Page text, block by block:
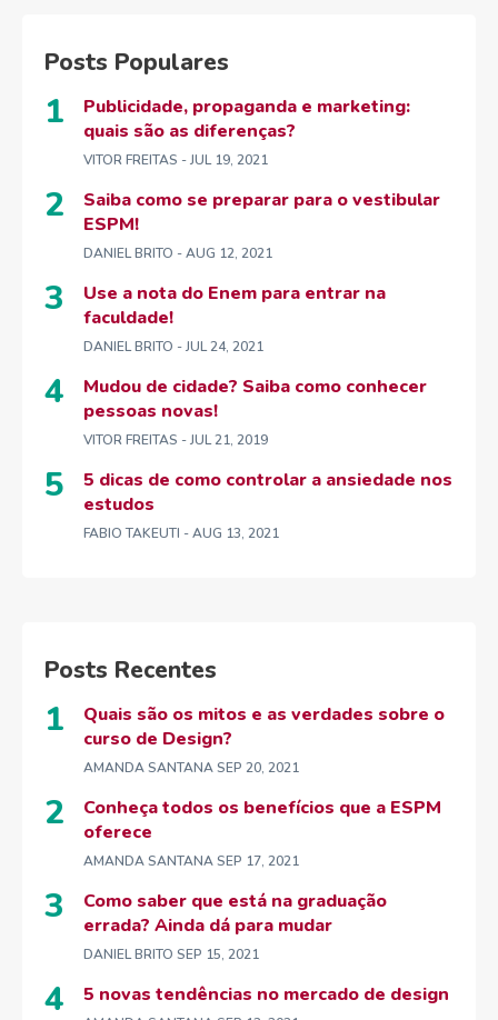
Posts Populares
Publicidade, propaganda e marketing:
quais são as diferenças?
VITOR FREITAS - JUL 19, 2021
Saiba como se preparar para o vestibular
ESPM!
DANIEL BRITO - AUG 12, 2021
Use a nota do Enem para entrar na
faculdade!
DANIEL BRITO - JUL 24, 2021
Mudou de cidade? Saiba como conhecer
pessoas novas!
VITOR FREITAS - JUL 21, 2019
5 dicas de como controlar a ansiedade nos
estudos
FABIO TAKEUTI - AUG 13, 2021
Posts Recentes
Quais são os mitos e as verdades sobre o
curso de Design?
AMANDA SANTANASEP 20, 2021
Conheça todos os benefícios que a ESPM
oferece
AMANDA SANTANASEP 17, 2021
Como saber que está na graduação
errada? Ainda dá para mudar
DANIEL BRITO SEP 15, 2021
5 novas tendências no mercado de design